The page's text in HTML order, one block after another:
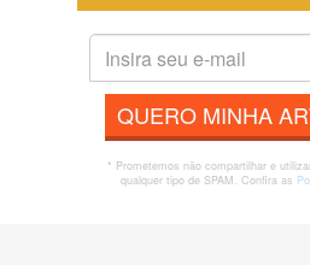
QUERO MINHA
* Prometemos não compartilhar e
qualquer tipo de SPAM. Confira as